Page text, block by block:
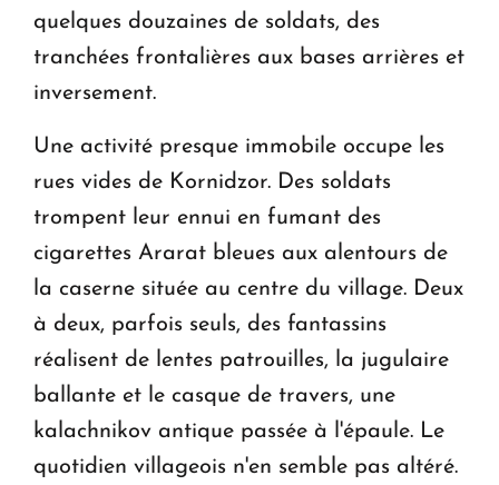
quelques douzaines de soldats, des
tranchées frontalières aux bases arrières et
inversement.
Une activité presque immobile occupe les
rues vides de Kornidzor. Des soldats
trompent leur ennui en fumant des
cigarettes Ararat bleues aux alentours de
la caserne située au centre du village. Deux
à deux, parfois seuls, des fantassins
réalisent de lentes patrouilles, la jugulaire
ballante et le casque de travers, une
kalachnikov antique passée à l'épaule. Le
quotidien villageois n'en semble pas altéré.